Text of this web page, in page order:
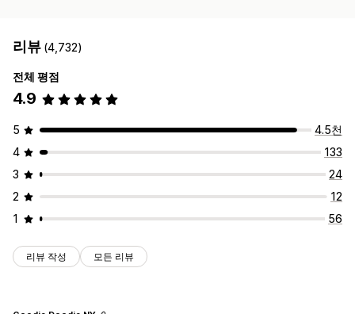
리뷰 (4,732)
전체 평점
4.9
5
4.5천
4
133
3
24
2
12
1
56
리뷰 작성 모든 리뷰